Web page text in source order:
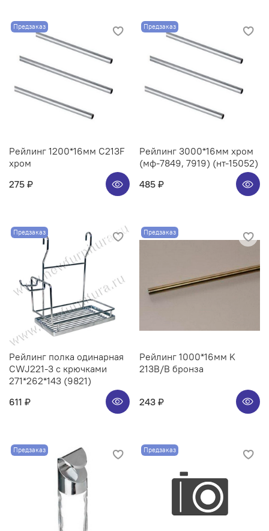
Предзаказ
Рейлинг 1200*16мм C213F
хром
275 ₽
Предзаказ
Рейлинг 3000*16мм хром
(мф-7849, 7919) (нт-15052)
485 ₽
Предзаказ
Рейлинг полка одинарная
CWJ221-3 с крючками
271*262*143 (9821)
611 ₽
Предзаказ
Рейлинг 1000*16мм K
213B/B бронза
243 ₽
Предзаказ Предзаказ